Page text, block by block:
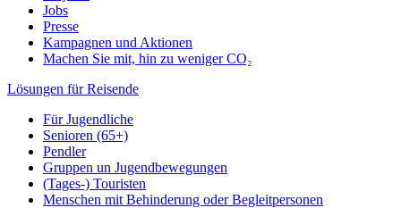
Jobs
Presse
Kampagnen und Aktionen
Machen Sie mit, hin zu weniger CO₂
Lösungen für Reisende
Für Jugendliche
Senioren (65+)
Pendler
Gruppen un Jugendbewegungen
(Tages-) Touristen
Menschen mit Behinderung oder Begleitpersonen